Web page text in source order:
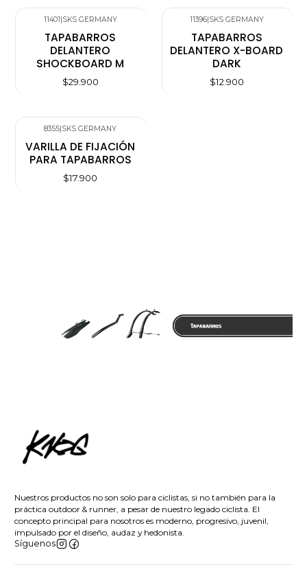
11401 SKS GERMANY
TAPABARROS
DELANTERO
SHOCKBOARD M
$29.900
11396| SKS GERMANY
TAPABARROS
DELANTERO X-BOARD
DARK
$12.900
8355 SKS GERMANY
VARILLA DE FIJACIÓN
PARA TAPABARROS
$17.900
Nuestros productos no son solo para ciclistas, si no también para la
práctica outdoor & runner, a pesar de nuestro legado ciclista. El
concepto principal para nosotros es moderno, progresivo, juvenil,
impulsado por el diseño, audaz y hedonista.
Síguenos